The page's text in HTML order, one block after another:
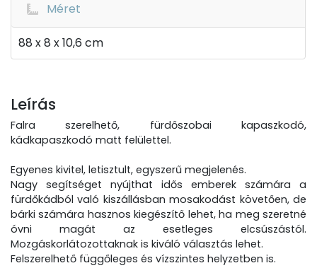
Méret
88 x 8 x 10,6 cm
Leírás
Falra szerelhető, fürdőszobai kapaszkodó,
kádkapaszkodó matt felülettel.
Egyenes kivitel, letisztult, egyszerű megjelenés.
Nagy segítséget nyújthat idős emberek számára a
fürdőkádból való kiszállásban mosakodást követően, de
bárki számára hasznos kiegészítő lehet, ha meg szeretné
óvni magát az esetleges elcsúszástól.
Mozgáskorlátozottaknak is kiváló választás lehet.
Felszerelhető függőleges és vízszintes helyzetben is.